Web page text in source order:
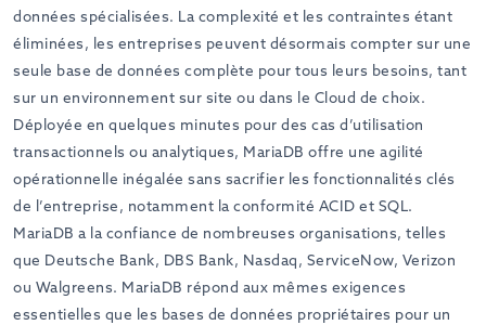
données spécialisées. La complexité et les contraintes étant
éliminées, les entreprises peuvent désormais compter sur une
seule base de données complète pour tous leurs besoins, tant
sur un environnement sur site ou dans le Cloud de choix.
Déployée en quelques minutes pour des cas d’utilisation
transactionnels ou analytiques, MariaDB offre une agilité
opérationnelle inégalée sans sacrifier les fonctionnalités clés
de l’entreprise, notamment la conformité ACID et SQL.
MariaDB a la confiance de nombreuses organisations, telles
que Deutsche Bank, DBS Bank, Nasdaq, ServiceNow, Verizon
ou Walgreens. MariaDB répond aux mêmes exigences
essentielles que les bases de données propriétaires pour un